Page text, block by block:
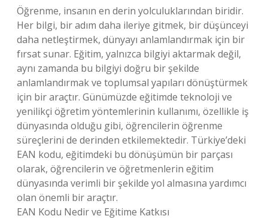
Öğrenme, insanın en derin yolculuklarından biridir.
Her bilgi, bir adım daha ileriye gitmek, bir düşünceyi
daha netleştirmek, dünyayı anlamlandırmak için bir
fırsat sunar. Eğitim, yalnızca bilgiyi aktarmak değil,
aynı zamanda bu bilgiyi doğru bir şekilde
anlamlandırmak ve toplumsal yapıları dönüştürmek
için bir araçtır. Günümüzde eğitimde teknoloji ve
yenilikçi öğretim yöntemlerinin kullanımı, özellikle iş
dünyasında olduğu gibi, öğrencilerin öğrenme
süreçlerini de derinden etkilemektedir. Türkiye’deki
EAN kodu, eğitimdeki bu dönüşümün bir parçası
olarak, öğrencilerin ve öğretmenlerin eğitim
dünyasında verimli bir şekilde yol almasına yardımcı
olan önemli bir araçtır.
EAN Kodu Nedir ve Eğitime Katkısı